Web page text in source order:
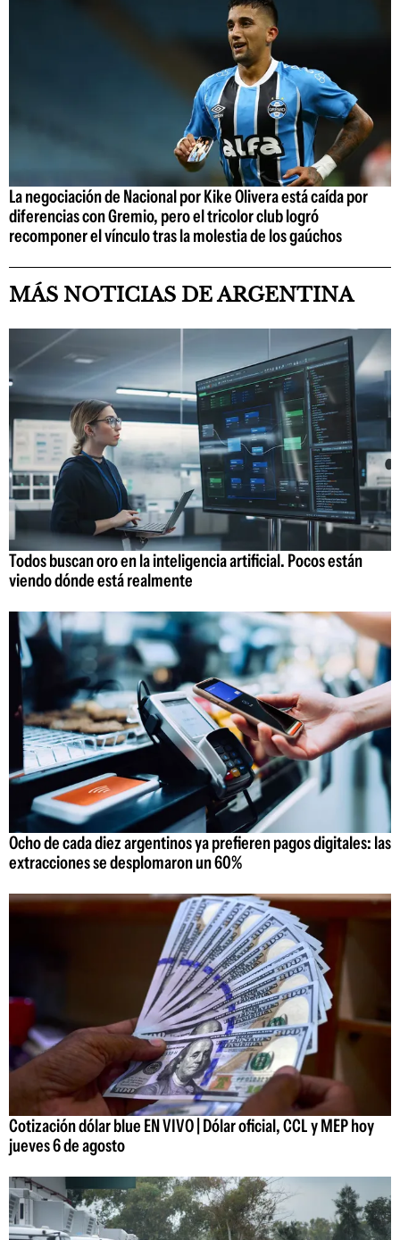
La negociación de Nacional por Kike Olivera está caída por
diferencias con Gremio, pero el tricolor club logró
recomponer el vínculo tras la molestia de los gaúchos
MÁS NOTICIAS DE ARGENTINA
Todos buscan oro en la inteligencia artificial. Pocos están
viendo dónde está realmente
Ocho de cada diez argentinos ya prefieren pagos digitales: las
extracciones se desplomaron un 60%
Cotización dólar blue EN VIVO | Dólar oficial, CCL y MEP hoy
jueves 6 de agosto